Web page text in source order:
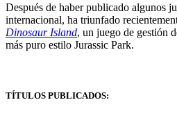
Después de haber publicado algunos
internacional, ha triunfado
Dinosaur Island, un juego de gestión
más puro estilo Jurassic Park.
TÍTULOS PUBLICADOS: